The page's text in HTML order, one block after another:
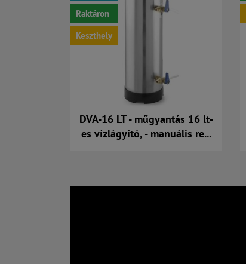
Raktáron
Keszthely
DVA-16 LT - műgyantás 16 lt-
es vízlágyító, - manuális re...
Kosárba